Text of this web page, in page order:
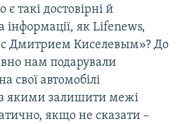
є такі достовірні й
як Lifenews,
с Дмитрием Киселевым»? До
нам подарували
свої автомобілі
якими залишити межі
якщо не сказати –